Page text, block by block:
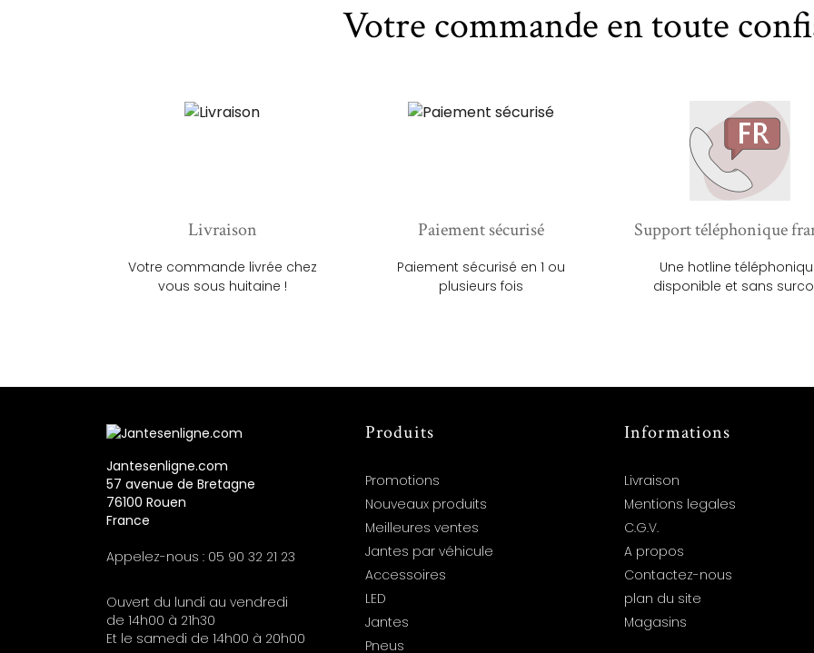
Votre commande en toute
Livraison
Votre commande livrée chez
vous sous huitaine !
Paiement sécurisé
Paiement sécurisé en 1 ou
plusieurs fois
Support téléphonique
Une hotline
disponible et sans
Jantesenligne.com
57 avenue de Bretagne
76100 Rouen
France
Appelez-nous : 05 90 32 21 23
Ouvert du lundi au vendredi
de 14h00 à 21h30
Et le samedi de 14h00 à 20h00
Produits
Promotions
Nouveaux produits
Meilleures ventes
Jantes par véhicule
Accessoires
LED
Jantes
Pneus
Informations
Livraison
Mentions legales
C.G.V.
A propos
Contactez-nous
plan du site
Magasins